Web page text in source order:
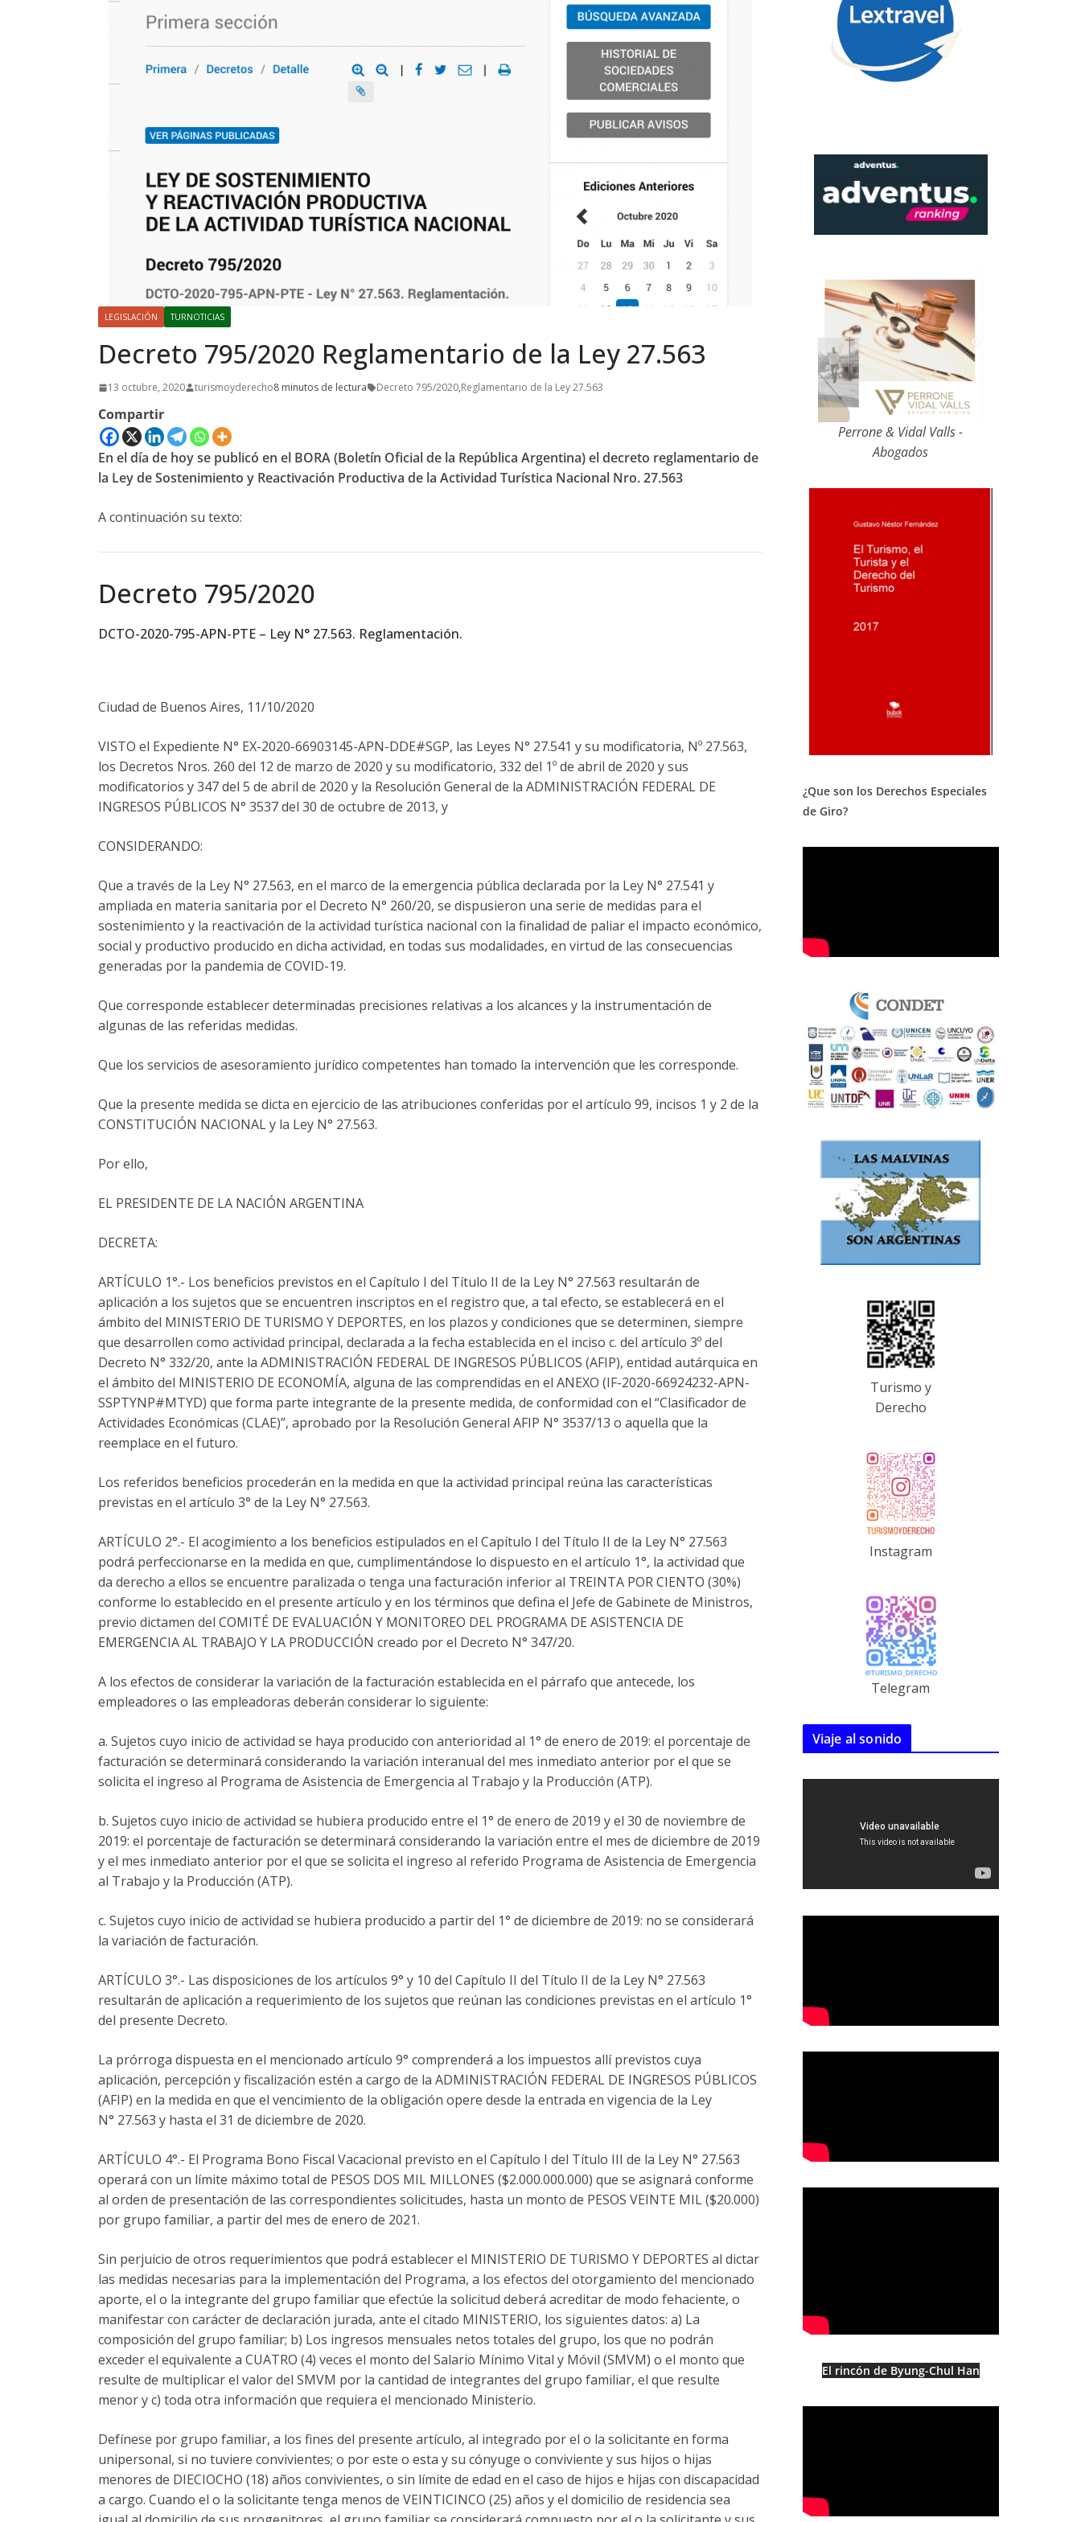
LEGISLACIÓN TURNOTICIAS
Decreto 795/2020 Reglamentario de la Ley 27.563
13 octubre, 2020 turismoyderecho8 minutos de lectura Decreto 795/2020,Reglamentario de la Ley 27.563
Compartir
En el día de hoy se publicó en el BORA (Boletín Oficial de la República Argentina) el decreto reglamentario de
la Ley de Sostenimiento y Reactivación Productiva de la Actividad Turística Nacional Nro. 27.563
A continuación su texto:
Decreto 795/2020
DCTO-2020-795-APN-PTE – Ley N° 27.563. Reglamentación.
Ciudad de Buenos Aires, 11/10/2020
VISTO el Expediente N° EX-2020-66903145-APN-DDE#SGP, las Leyes N° 27.541 y su modificatoria, Nº 27.563,
los Decretos Nros. 260 del 12 de marzo de 2020 y su modificatorio, 332 del 1º de abril de 2020 y sus
modificatorios y 347 del 5 de abril de 2020 y la Resolución General de la ADMINISTRACIÓN FEDERAL DE
INGRESOS PÚBLICOS N° 3537 del 30 de octubre de 2013, y
CONSIDERANDO:
Que a través de la Ley N° 27.563, en el marco de la emergencia pública declarada por la Ley N° 27.541 y
ampliada en materia sanitaria por el Decreto N° 260/20, se dispusieron una serie de medidas para el
sostenimiento y la reactivación de la actividad turística nacional con la finalidad de paliar el impacto económico,
social y productivo producido en dicha actividad, en todas sus modalidades, en virtud de las consecuencias
generadas por la pandemia de COVID-19.
Que corresponde establecer determinadas precisiones relativas a los alcances y la instrumentación de
algunas de las referidas medidas.
Que los servicios de asesoramiento jurídico competentes han tomado la intervención que les corresponde.
Que la presente medida se dicta en ejercicio de las atribuciones conferidas por el artículo 99, incisos 1 y 2 de la
CONSTITUCIÓN NACIONAL y la Ley N° 27.563.
Por ello,
EL PRESIDENTE DE LA NACIÓN ARGENTINA
DECRETA:
ARTÍCULO 1°.- Los beneficios previstos en el Capítulo I del Título II de la Ley N° 27.563 resultarán de
aplicación a los sujetos que se encuentren inscriptos en el registro que, a tal efecto, se establecerá en el
ámbito del MINISTERIO DE TURISMO Y DEPORTES, en los plazos y condiciones que se determinen, siempre
que desarrollen como actividad principal, declarada a la fecha establecida en el inciso c. del artículo 3º del
Decreto N° 332/20, ante la ADMINISTRACIÓN FEDERAL DE INGRESOS PÚBLICOS (AFIP), entidad autárquica en
el ámbito del MINISTERIO DE ECONOMÍA, alguna de las comprendidas en el ANEXO (IF-2020-66924232-APN-
SSPTYNP#MTYD) que forma parte integrante de la presente medida, de conformidad con el “Clasificador de
Actividades Económicas (CLAE)”, aprobado por la Resolución General AFIP N° 3537/13 o aquella que la
reemplace en el futuro.
Los referidos beneficios procederán en la medida en que la actividad principal reúna las características
previstas en el artículo 3° de la Ley N° 27.563.
ARTÍCULO 2°.- El acogimiento a los beneficios estipulados en el Capítulo I del Título II de la Ley N° 27.563
podrá perfeccionarse en la medida en que, cumplimentándose lo dispuesto en el artículo 1°, la actividad que
da derecho a ellos se encuentre paralizada o tenga una facturación inferior al TREINTA POR CIENTO (30%)
conforme lo establecido en el presente artículo y en los términos que defina el Jefe de Gabinete de Ministros,
previo dictamen del COMITÉ DE EVALUACIÓN Y MONITOREO DEL PROGRAMA DE ASISTENCIA DE
EMERGENCIA AL TRABAJO Y LA PRODUCCIÓN creado por el Decreto N° 347/20.
A los efectos de considerar la variación de la facturación establecida en el párrafo que antecede, los
empleadores o las empleadoras deberán considerar lo siguiente:
a. Sujetos cuyo inicio de actividad se haya producido con anterioridad al 1° de enero de 2019: el porcentaje de
facturación se determinará considerando la variación interanual del mes inmediato anterior por el que se
solicita el ingreso al Programa de Asistencia de Emergencia al Trabajo y la Producción (ATP).
b. Sujetos cuyo inicio de actividad se hubiera producido entre el 1° de enero de 2019 y el 30 de noviembre de
2019: el porcentaje de facturación se determinará considerando la variación entre el mes de diciembre de 2019
y el mes inmediato anterior por el que se solicita el ingreso al referido Programa de Asistencia de Emergencia
al Trabajo y la Producción (ATP).
c. Sujetos cuyo inicio de actividad se hubiera producido a partir del 1° de diciembre de 2019: no se considerará
la variación de facturación.
ARTÍCULO 3°.- Las disposiciones de los artículos 9° y 10 del Capítulo II del Título II de la Ley N° 27.563
resultarán de aplicación a requerimiento de los sujetos que reúnan las condiciones previstas en el artículo 1°
del presente Decreto.
La prórroga dispuesta en el mencionado artículo 9° comprenderá a los impuestos allí previstos cuya
aplicación, percepción y fiscalización estén a cargo de la ADMINISTRACIÓN FEDERAL DE INGRESOS PÚBLICOS
(AFIP) en la medida en que el vencimiento de la obligación opere desde la entrada en vigencia de la Ley
N° 27.563 y hasta el 31 de diciembre de 2020.
ARTÍCULO 4°.- El Programa Bono Fiscal Vacacional previsto en el Capítulo I del Título III de la Ley N° 27.563
operará con un límite máximo total de PESOS DOS MIL MILLONES ($2.000.000.000) que se asignará conforme
al orden de presentación de las correspondientes solicitudes, hasta un monto de PESOS VEINTE MIL ($20.000)
por grupo familiar, a partir del mes de enero de 2021.
Sin perjuicio de otros requerimientos que podrá establecer el MINISTERIO DE TURISMO Y DEPORTES al dictar
las medidas necesarias para la implementación del Programa, a los efectos del otorgamiento del mencionado
aporte, el o la integrante del grupo familiar que efectúe la solicitud deberá acreditar de modo fehaciente, o
manifestar con carácter de declaración jurada, ante el citado MINISTERIO, los siguientes datos: a) La
composición del grupo familiar; b) Los ingresos mensuales netos totales del grupo, los que no podrán
exceder el equivalente a CUATRO (4) veces el monto del Salario Mínimo Vital y Móvil (SMVM) o el monto que
resulte de multiplicar el valor del SMVM por la cantidad de integrantes del grupo familiar, el que resulte
menor y c) toda otra información que requiera el mencionado Ministerio.
Defínese por grupo familiar, a los fines del presente artículo, al integrado por el o la solicitante en forma
unipersonal, si no tuviere convivientes; o por este o esta y su cónyuge o conviviente y sus hijos o hijas
menores de DIECIOCHO (18) años convivientes, o sin límite de edad en el caso de hijos e hijas con discapacidad
a cargo. Cuando el o la solicitante tenga menos de VEINTICINCO (25) años y el domicilio de residencia sea
Perrone & Vidal Valls -
Abogados
¿Que son los Derechos Especiales
de Giro?
Turismo y
Derecho
Instagram
Telegram
Viaje al sonido
El rincón de Byung-Chul Han